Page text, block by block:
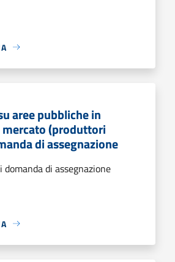
aree pubbliche in
(produttori
di assegnazione
domanda di assegnazione